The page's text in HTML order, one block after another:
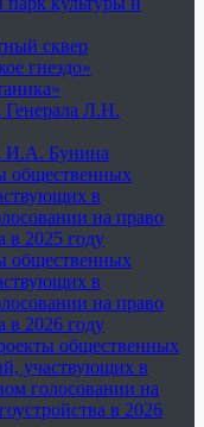
сквер
гнездо»
Л.Н.
И.А. Бунина
общественных
в
на право
в 2025 году
общественных
в
на право
в 2026 году
общественных
участвующих в
голосовании на
в 2026